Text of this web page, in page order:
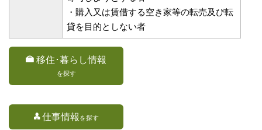
・購入又は賃借する空き家等の転売及び転
貸を目的としない者
移住･暮らし情報
を探す
仕事情報 を探す